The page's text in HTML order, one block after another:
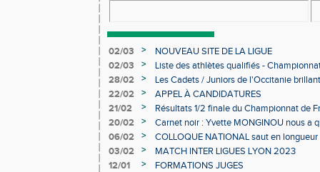
02/03 >
NOUVEAU SITE DE LA LIGUE
02/03
>
Liste des athlètes qualifiés -
Individuels en salle
28/02 >
Les Cadets / Juniors de l'Occitanie
22/02
>
APPEL À CANDIDATURES
21/02
>
Résultats 1/2 finale du Championnat de
20/02
>
Carnet noir : Yvette MONGINOU nous a
06/02
>
COLLOQUE NATIONAL saut en
03/02
>
MATCH INTER LIGUES LYON 2023
12/01
>
FORMATIONS JUGES